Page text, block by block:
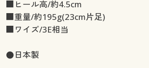
■ヒール高/約4.5cm
■重量/約195g(23cm片足)
■ワイズ/3E相当
●日本製